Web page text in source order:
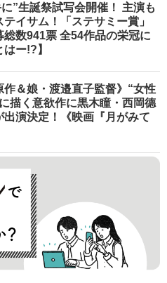
”生誕祭試写会開催！ 主演も
イサム！「ステサミー賞」
総数941票 全54作品の栄冠に
ー!?】
作＆娘・渡邉直子監督》“女性
描く意欲作に黒木瞳・西岡德
出演決定！《映画『月がみて